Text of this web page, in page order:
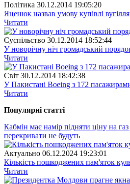
Полiтика 30.12.2014 19:05:20
Яценюк назвав умову купівлі
Читати
Суспiльство 30.12.2014 18:52:44
У новорічну ніч громадський
Читати
Свiт 30.12.2014 18:42:38
У Пакистані Boeing з 172
Читати
Популярнi статтi
Кабмін має намір підняти ціну на
перекривати не будуть
Актуально 06.12.2024 19:23:01
Кількість пошкоджених пам'яток
Читати